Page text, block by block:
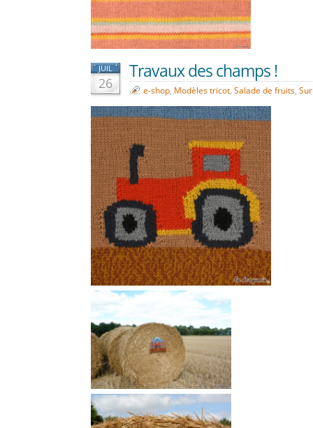
JUIL
26
Travaux des champs !
e-shop, Modèles tricot, Salade de fruits,